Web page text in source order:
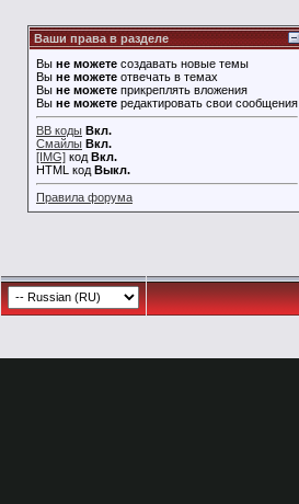
Ваши права в разделе
Вы не можете создавать новые темы
Вы не можете отвечать в темах
Вы не можете прикреплять вложения
Вы не можете редактировать свои сообщения
BB коды Вкл.
Смайлы Вкл.
[IMG] код Вкл.
HTML код Выкл.
Правила форума